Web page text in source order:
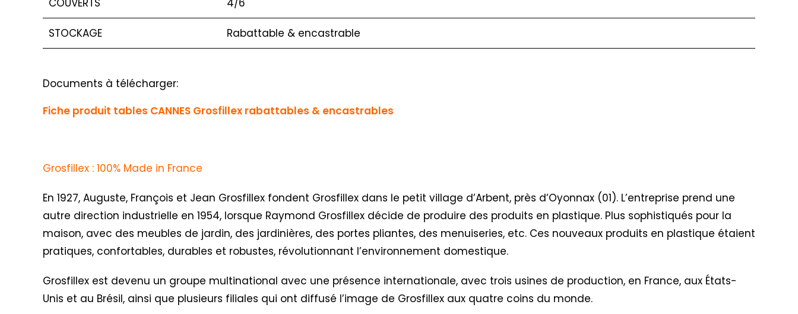
STOCKAGE Rabattable & encastrable
Documents à télécharger:
Fiche produit tables CANNES Grosfillex rabattables & encastrables
Grosfillex : 100% Made in France
En 1927, Auguste, François et Jean Grosfillex fondent Grosfillex dans le petit village d’Arbent, près d’Oyonnax (01). L’entreprise prend une
autre direction industrielle en 1954, lorsque Raymond Grosfillex décide de produire des produits en plastique. Plus sophistiqués pour la
maison, avec des meubles de jardin, des jardinières, des portes pliantes, des menuiseries, etc. Ces nouveaux produits en plastique étaient
pratiques, confortables, durables et robustes, révolutionnant l’environnement domestique.
Grosfillex est devenu un groupe multinational avec une présence internationale, avec trois usines de production, en France, aux États-
Unis et au Brésil, ainsi que plusieurs filiales qui ont diffusé l’image de Grosfillex aux quatre coins du monde.